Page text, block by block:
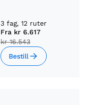
3 fag, 12 ruter
Fra kr 6.617
kr 16.543
Bestill